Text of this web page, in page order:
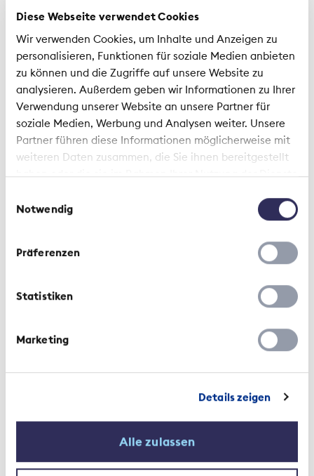
Diese Webseite verwendet Cookies
Wir verwenden Cookies, um Inhalte und Anzeigen zu
personalisieren, Funktionen für soziale Medien anbieten
zu können und die Zugriffe auf unsere Website zu
analysieren. Außerdem geben wir Informationen zu Ihrer
Verwendung unserer Website an unsere Partner für
soziale Medien, Werbung und Analysen weiter. Unsere
Partner führen diese Informationen möglicherweise mit
weiteren Daten zusammen, die Sie ihnen bereitgestellt
haben oder die sie im Rahmen Ihrer Nutzung der Dienste
Notwendig
Präferenzen
Statistiken
Marketing
Details zeigen
Alle zulassen
Notizie dal settore | 13 Settembre 2024
La FINMA riconosce gli standard
minimi per gli intermediari
assicurativi
AMAS, SBA e ASA accolgono con
favore la decisione del Consiglio
federale sul Greenwashing